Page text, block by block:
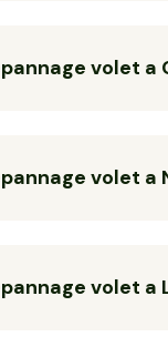
volet a
volet a
volet a